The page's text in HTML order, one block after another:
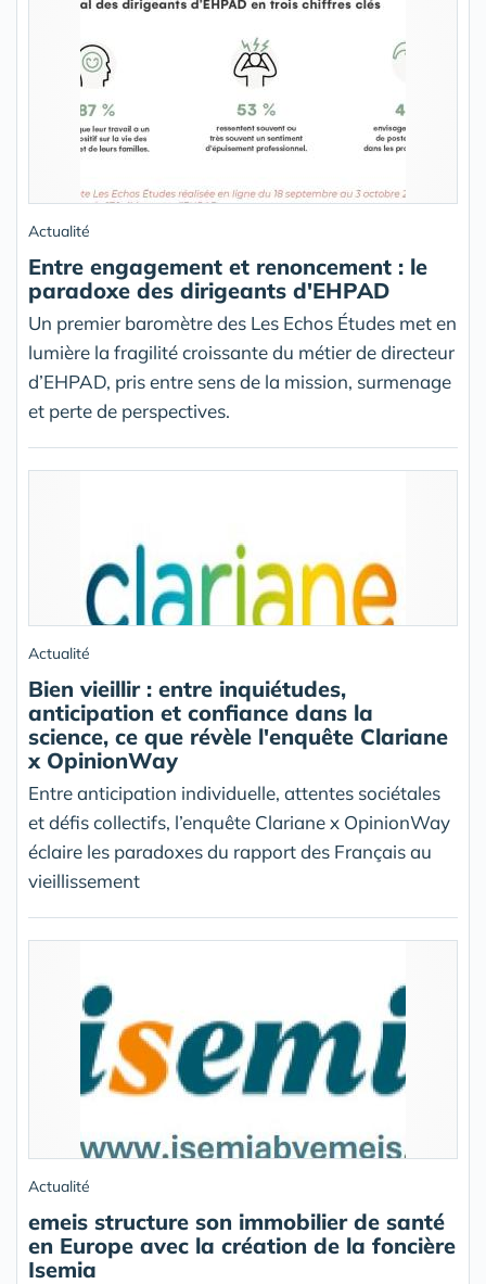
Actualité
Entre engagement et renoncement : le
paradoxe des dirigeants d'EHPAD
Un premier baromètre des Les Echos Études met en
lumière la fragilité croissante du métier de directeur
d’EHPAD, pris entre sens de la mission, surmenage
et perte de perspectives.
Actualité
Bien vieillir : entre inquiétudes,
anticipation et confiance dans la
science, ce que révèle l'enquête Clariane
x OpinionWay
Entre anticipation individuelle, attentes sociétales
et défis collectifs, l’enquête Clariane x OpinionWay
éclaire les paradoxes du rapport des Français au
vieillissement
Actualité
emeis structure son immobilier de santé
en Europe avec la création de la foncière
Isemia